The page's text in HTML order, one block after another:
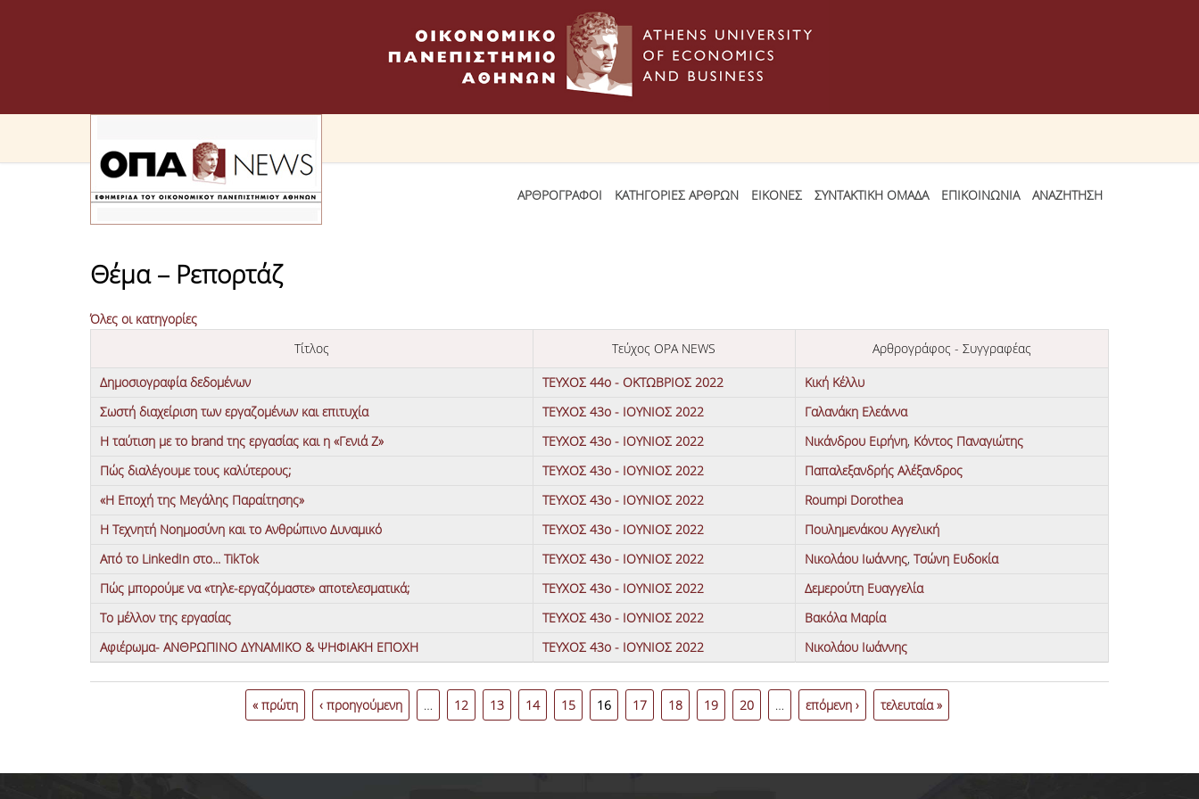
ΑΡΘΡΟΓΡΑΦΟΙ ΚΑΤΗΓΟΡΙΕΣ ΑΡΘΡΩΝ ΕΙΚΟΝΕΣ ΣΥΝΤΑΚΤΙΚΗ ΟΜΑΔΑ ΕΠΙΚΟΙΝΩΝΙΑ ΑΝΑΖΗΤΗΣΗ
Θέμα – Ρεπορτάζ
Όλες οι κατηγορίες
Τίτλος
Τεύχος OPA NEWS
Αρθρογράφος - Συγγραφέας
Δημοσιογραφία δεδομένων
ΤΕΥΧΟΣ 44ο - ΟΚΤΩΒΡΙΟΣ 2022
Κική Κέλλυ
Σωστή διαχείριση των εργαζομένων και επιτυχία
ΤΕΥΧΟΣ 43ο - ΙΟΥΝΙΟΣ 2022
Γαλανάκη Ελεάννα
Η ταύτιση με το brand της εργασίας και η «Γενιά Ζ»
ΤΕΥΧΟΣ 43ο - ΙΟΥΝΙΟΣ 2022 Νικάνδρου Ειρήνη, Κόντος Παναγιώτης
Πώς διαλέγουμε τους καλύτερους;
ΤΕΥΧΟΣ 43ο - ΙΟΥΝΙΟΣ 2022
Παπαλεξανδρής Αλέξανδρος
«Η Εποχή της Μεγάλης Παραίτησης»
ΤΕΥΧΟΣ 43ο - ΙΟΥΝΙΟΣ 2022
Roumpi Dorothea
Η Τεχνητή Νοημοσύνη και το Ανθρώπινο Δυναμικό
ΤΕΥΧΟΣ 43ο - ΙΟΥΝΙΟΣ 2022
Πουλημενάκου Αγγελική
Από το LinkedIn στο... TikTok
ΤΕΥΧΟΣ 43ο - ΙΟΥΝΙΟΣ 2022 Νικολάου Ιωάννης, Τσώνη Ευδοκία
Πώς μπορούμε να «τηλε-εργαζόμαστε» αποτελεσματικά;
ΤΕΥΧΟΣ 43ο - ΙΟΥΝΙΟΣ 2022
Δεμερούτη Ευαγγελία
Το μέλλον της εργασίας
ΤΕΥΧΟΣ 43ο - ΙΟΥΝΙΟΣ 2022
Βακόλα Μαρία
Αφιέρωμα- ΑΝΘΡΩΠΙΝΟ ΔΥΝΑΜΙΚΟ & ΨΗΦΙΑΚΗ ΕΠΟΧΗ
ΤΕΥΧΟΣ 43ο - ΙΟΥΝΙΟΣ 2022 Νικολάου Ιωάννης
« πρώτη ‹ προηγούμενη … 12 13 14 15 16 17 18 19 20 … επόμενη › τελευταία »